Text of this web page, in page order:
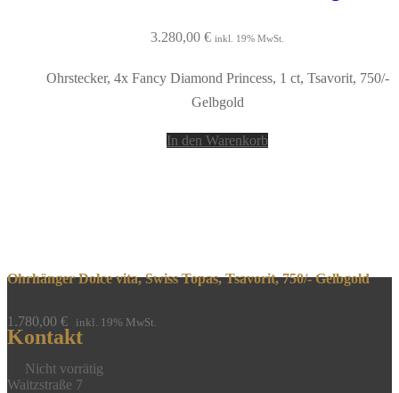
3.280,00 € inkl. 19% MwSt.
Ohrstecker, 4x Fancy Diamond Princess, 1 ct, Tsavorit, 750/-
Gelbgold
In den Warenkorb
Ohrhänger Dolce vita, Swiss Topas, Tsavorit, 750/- Gelbgold
1.780,00 € inkl. 19% MwSt.
Nicht vorrätig
Kontakt
Waitzstraße 7